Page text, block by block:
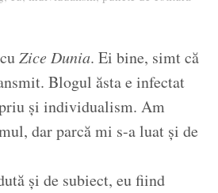
Zice Dunia. Ei bine, simt că
Blogul ăsta e infectat
și individualism. Am
dar parcă mi s-a luat și de
și de subiect, eu fiind